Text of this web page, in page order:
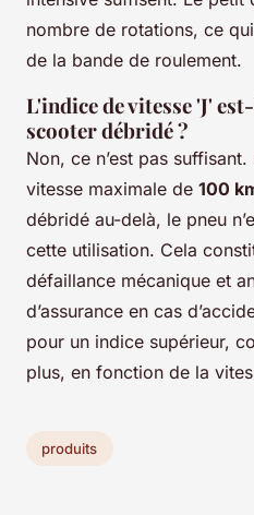
nombre de rotations, ce
de la bande de roulement.
L'indice de vitesse 'J'
scooter débridé ?
Non, ce n’est pas
vitesse maximale de 100
débridé au-delà, le pneu
cette utilisation. Cela
défaillance mécanique et
d’assurance en cas
pour un indice supérieur,
plus, en fonction de la
produits